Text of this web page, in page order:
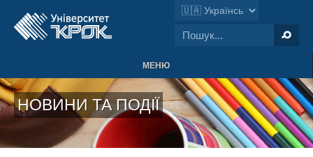
МЕНЮ
НОВИНИ ТА ПОДІЇ